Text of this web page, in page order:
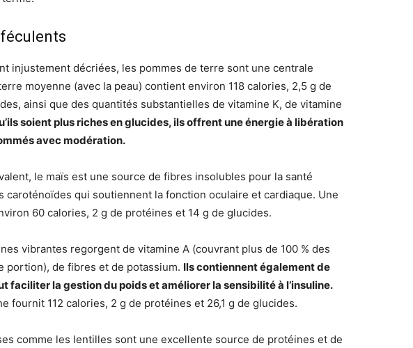
injustement décriées, les pommes de terre sont une centrale
moyenne (avec la peau) contient environ 118 calories, 2,5 g de
ainsi que des quantités substantielles de vitamine K, de vitamine
soient plus riches en glucides, ils offrent une énergie à libération
avec modération.
le maïs est une source de fibres insolubles pour la santé
caroténoïdes qui soutiennent la fonction oculaire et cardiaque. Une
60 calories, 2 g de protéines et 14 g de glucides.
vibrantes regorgent de vitamine A (couvrant plus de 100 % des
portion), de fibres et de potassium. Ils contiennent également de
faciliter la gestion du poids et améliorer la sensibilité à l’insuline.
fournit 112 calories, 2 g de protéines et 26,1 g de glucides.
comme les lentilles sont une excellente source de protéines et de